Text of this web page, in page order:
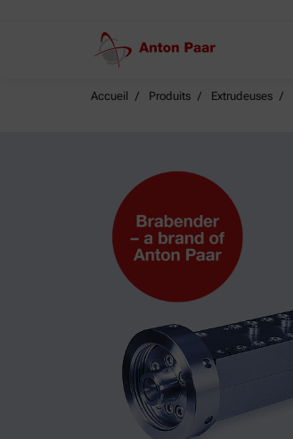
Accueil Produits Extrudeuses